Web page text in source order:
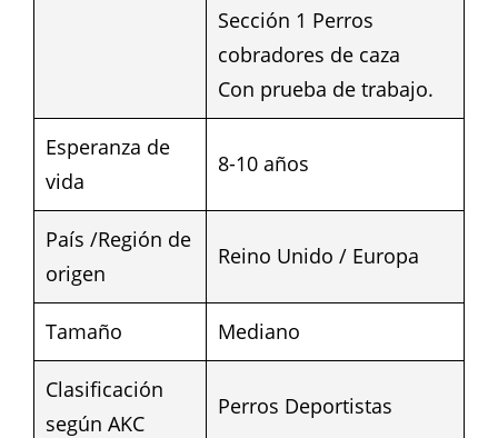
Sección 1 Perros
cobradores de caza
Con prueba de trabajo.
Esperanza de
vida
8-10 años
País /Región de
origen
Reino Unido / Europa
Tamaño Mediano
Clasificación
según AKC
Perros Deportistas